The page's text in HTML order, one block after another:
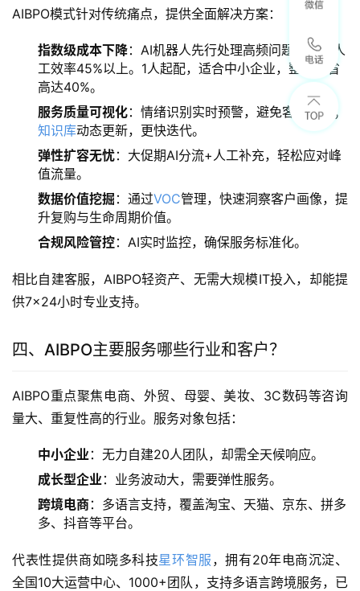
AIBPO模式针对传统痛点，提供全面解决方案：
指数级成本下降：AI机器人先行处理高频问题，提升人
工效率45%以上。1人起配，适合中小企业，整体节省
高达40%。
服务质量可视化：情绪识别实时预警，避免客诉升级；
知识库动态更新，更快迭代。
弹性扩容无忧：大促期AI分流+人工补充，轻松应对峰
值流量。
数据价值挖掘 ：通过VOC管理，快速洞察客户画像，提
升复购与生命周期价值。
合规风险管控：AI实时监控，确保服务标准化。
相比自建客服，AIBPO轻资产、无需大规模IT投入，却能提
供7×24小时专业支持。
四、AIBPO主要服务哪些行业和客户？
AIBPO重点聚焦电商、外贸、母婴、美妆、3C数码等咨询
量大、重复性高的行业。服务对象包括：
中小企业 ：无力自建20人团队，却需全天候响应。
成长型企业 ：业务波动大，需要弹性服务。
跨境电商：多语言支持，覆盖淘宝、天猫、京东、拼多
多、抖音等平台。
代表性提供商如晓多科技星环智服 ，拥有20年电商沉淀、
全国10大运营中心、1000+团队，支持多语言跨境服务，已